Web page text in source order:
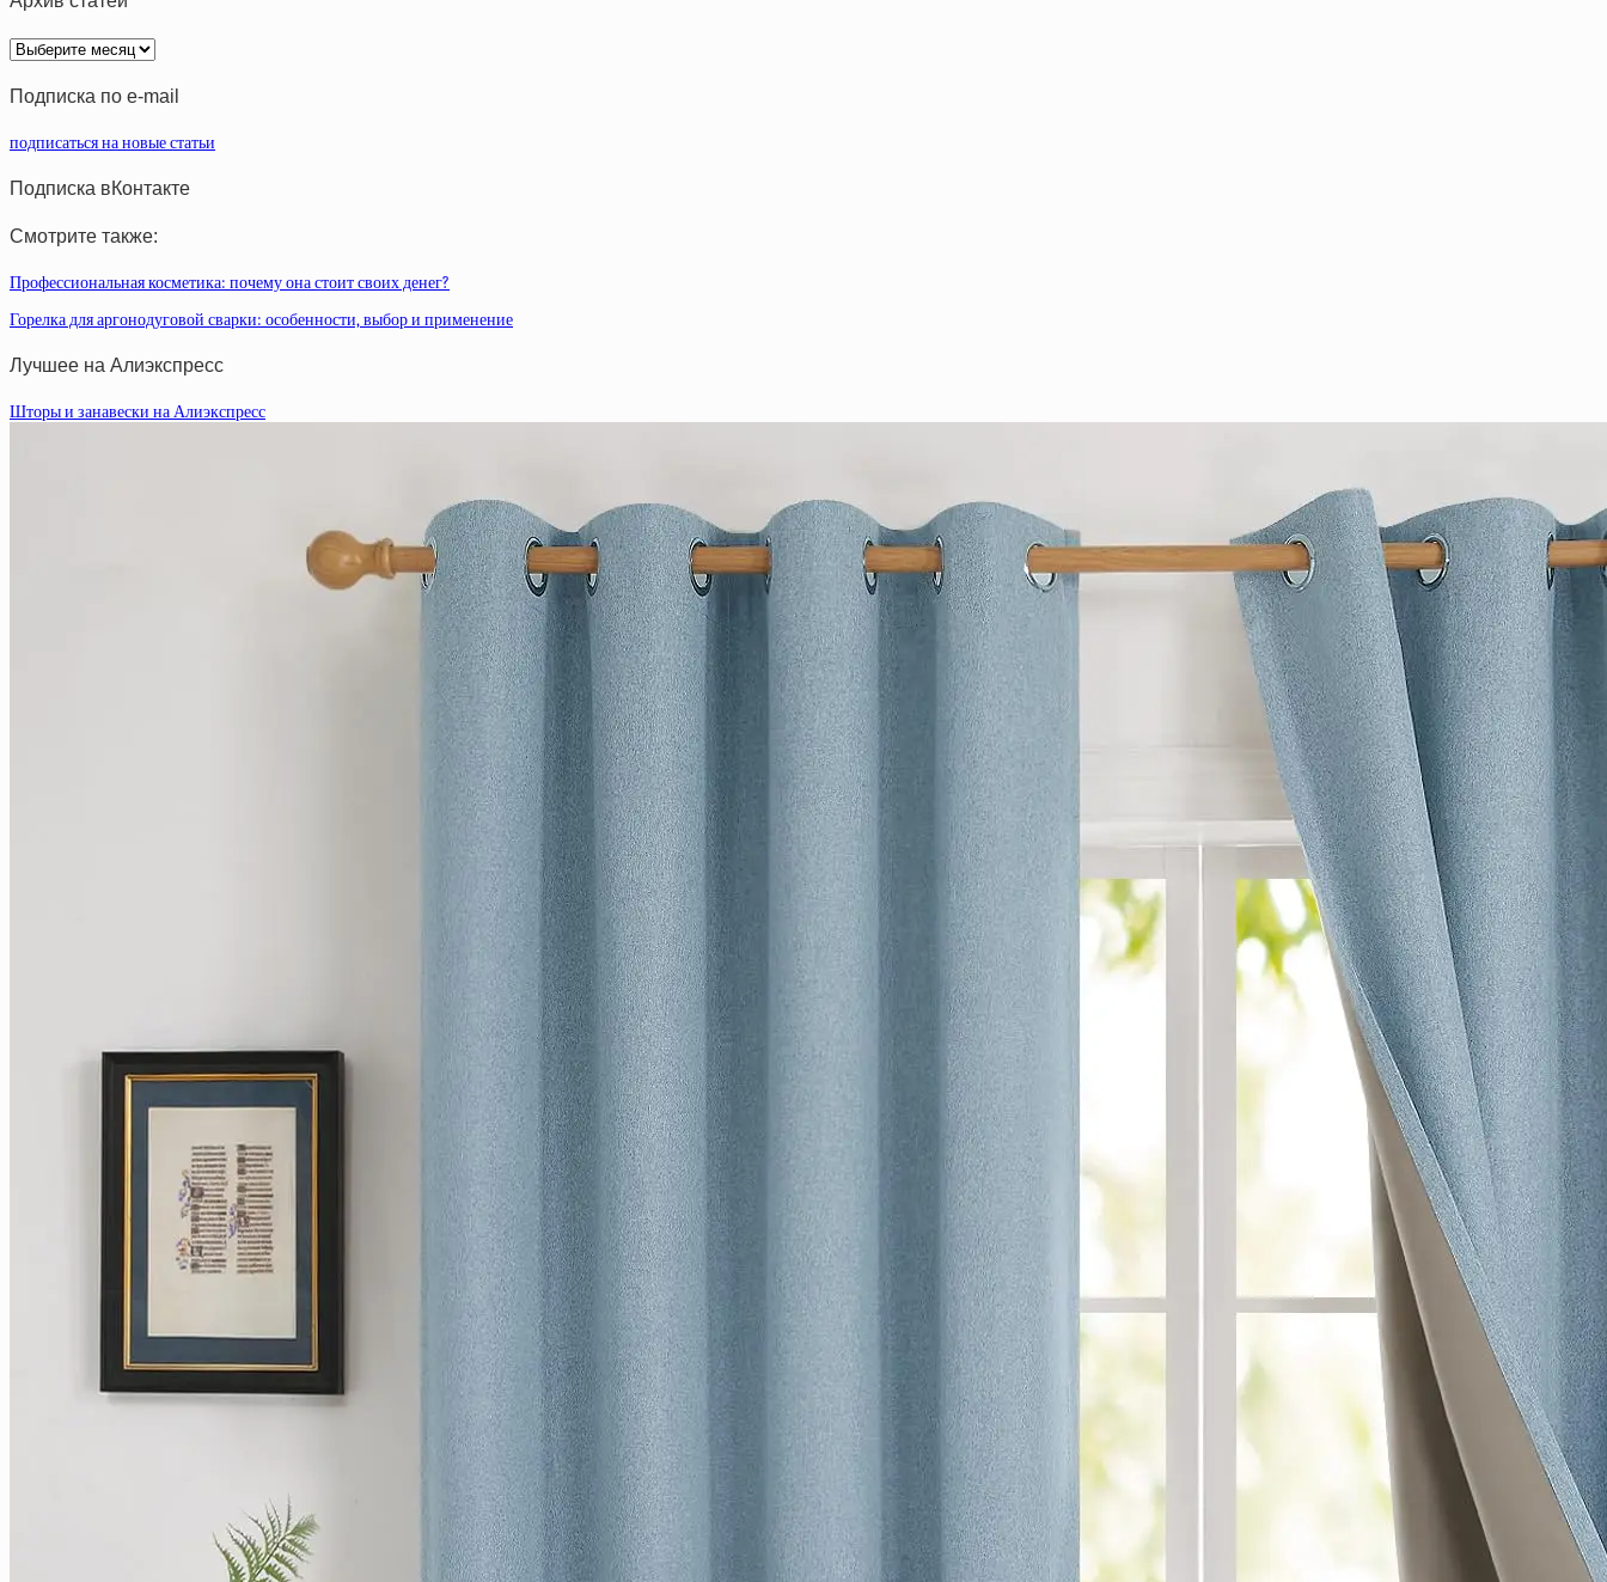
Архив
статей
Подписка по e-mail
подписаться на новые статьи
Подписка вКонтакте
Смотрите также:
Профессиональная косметика: почему она стоит своих денег?
Горелка для аргонодуговой сварки: особенности, выбор и применение
Лучшее на Алиэкспресс
Шторы и занавески на Алиэкспресс